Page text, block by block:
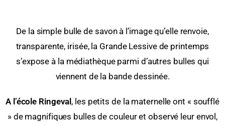
De la simple bulle de savon à l’image qu’elle renvoie,
transparente, irisée, la Grande Lessive de printemps
s’expose à la médiathèque parmi d’autres bulles qui
viennent de la bande dessinée.
A l’école Ringeval , les petits de la maternelle ont « soufflé
» de magnifiques bulles de couleur et observé leur envol,